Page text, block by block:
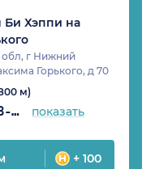
Би Хэппи на
г Нижний
Горького, д 70
м)
+7 (831) 238-98-90 показать
+ 100